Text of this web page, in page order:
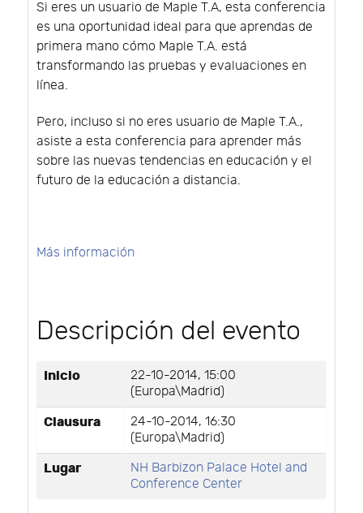
Si eres un usuario de Maple T.A, esta conferencia
es una oportunidad ideal para que aprendas de
primera mano cómo Maple T.A. está
transformando las pruebas y evaluaciones en
línea.
Pero, incluso si no eres usuario de Maple T.A.,
asiste a esta conferencia para aprender más
sobre las nuevas tendencias en educación y el
futuro de la educación a distancia.
Más información
Descripción del evento
Inicio
22-10-2014, 15:00
(Europa\Madrid)
Clausura
24-10-2014, 16:30
(Europa\Madrid)
Lugar
NH Barbizon Palace Hotel and
Conference Center